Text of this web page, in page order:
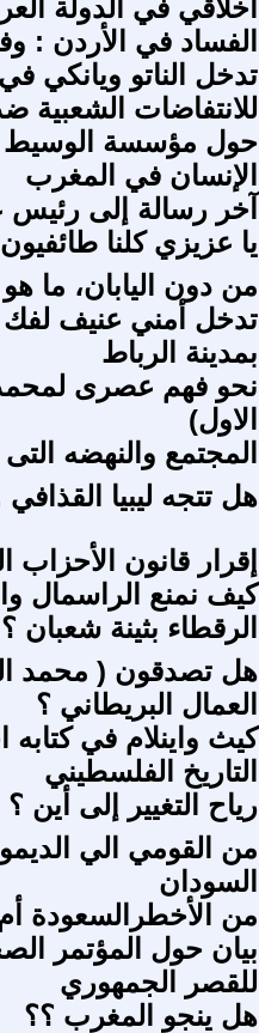
أخلاقي في الدولة
الفساد في الأردن :
تدخل الناتو ويانكي
للانتفاضات الشعبية
حول مؤسسة الوسيط
الإنسان في المغرب
آخر رسالة إلى
يا عزيزي كلنا
من دون اليابان، ما
تدخل أمني عنيف لفك
بمدينة الرباط
نحو فهم عصرى لمحمد
الاول)
المجتمع والنهضه التى
هل تتجه ليبيا
إقرار قانون
كيف نمنع الراسمال
الرقطاء بثينة شعبان
هل تصدقون ( محمد
العمال البريطاني ؟
كيث واينلام في
التاريخ الفلسطيني
رياح التغيير إلى أين ؟
من القومي الي
السودان
من الأخطرالسعودة
بيان حول المؤتمر
للقصر الجمهوري
هل ينجو المغرب ؟؟